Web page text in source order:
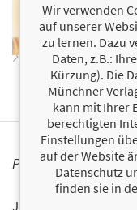
schafften
Zum
PERSONALISIERTE
Ja, ich will über
Wir verwenden
auf unserer
zu lernen. Dazu
Daten, z.B.:
Kürzung). Die
Münchner
kann mit Ihrer
berechtigten
Einstellungen
auf der Website
Datenschutz
finden sie in